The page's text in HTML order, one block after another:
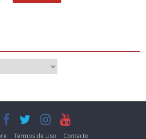
Termos de Uso Contacto